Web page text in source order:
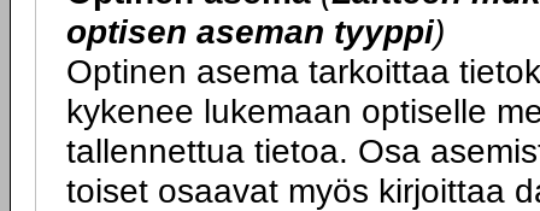
optisen aseman tyyppi)
Optinen asema tarkoittaa
kykenee lukemaan optiselle
tallennettua tietoa. Osa
toiset osaavat myös kirjoittaa